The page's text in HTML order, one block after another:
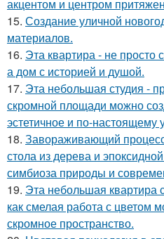
акцентом и центром
15. Создание уличной
материалов.
16. Эта квартира - не просто
а дом с историей и душой.
17. Эта небольшая студия -
скромной площади можно
эстетичное и по-настоящему
18. Завораживающий
стола из дерева и
симбиоза природы и
19. Эта небольшая квартира
как смелая работа с цветом
скромное пространство.